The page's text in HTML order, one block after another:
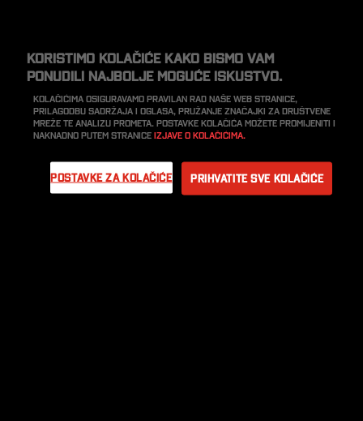
Koristimo kolačiće kako bismo vam
ponudili najbolje moguće iskustvo.
Kolačićima osiguravamo pravilan rad naše web stranice,
prilagodbu sadržaja i oglasa, pružanje značajki za društvene
mreže te analizu prometa. Postavke kolačića možete promijeniti i
naknadno putem straniceIzjave o kolačićima.
Postavke za kolačiće Prihvatite sve kolačiće